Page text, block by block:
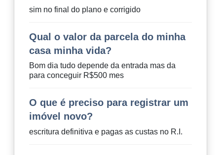
sim no final do plano e corrigido
Qual o valor da parcela do minha
casa minha vida?
Bom dia tudo depende da entrada mas da
para conceguir R$500 mes
O que é preciso para registrar um
imóvel novo?
escritura definitiva e pagas as custas no R.I.